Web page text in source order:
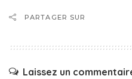
PARTAGER SUR
Laissez un